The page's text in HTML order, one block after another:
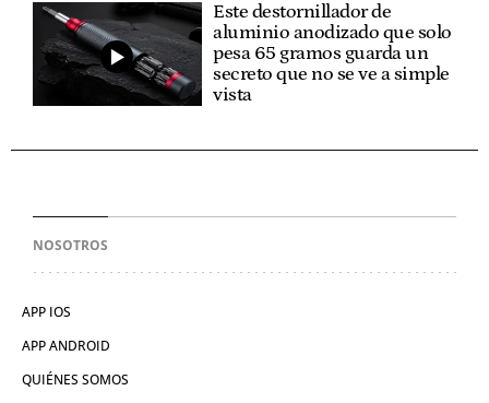
Este destornillador de
aluminio anodizado que solo
pesa 65 gramos guarda un
secreto que no se ve a simple
vista
NOSOTROS
APP IOS
APP ANDROID
QUIÉNES SOMOS